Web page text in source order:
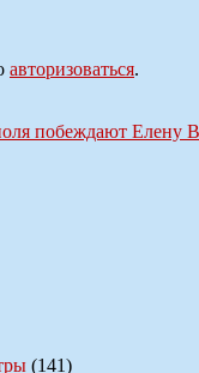
авторизоваться.
побеждают Елену
(141)